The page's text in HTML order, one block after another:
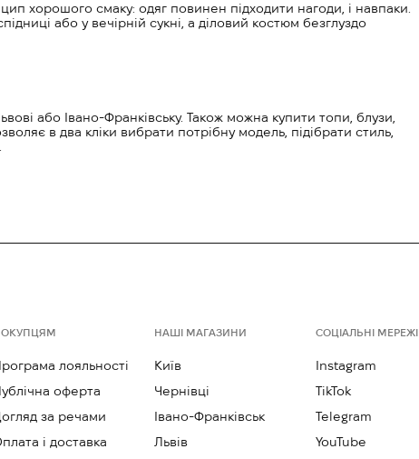
хорошого смаку: одяг повинен підходити нагоди, і навпаки.
або у вечірній сукні, а діловий костюм безглуздо
або Івано-Франківську. Також можна купити топи, блузи,
в два кліки вибрати потрібну модель, підібрати стиль,
лояльності
оферта
за речами
і доставка
НАШІ МАГАЗИНИ
Київ
Чернівці
Івано-Франківськ
Львів
СОЦІАЛЬНІ МЕРЕЖІ
Instagram
TikTok
Telegram
YouTube